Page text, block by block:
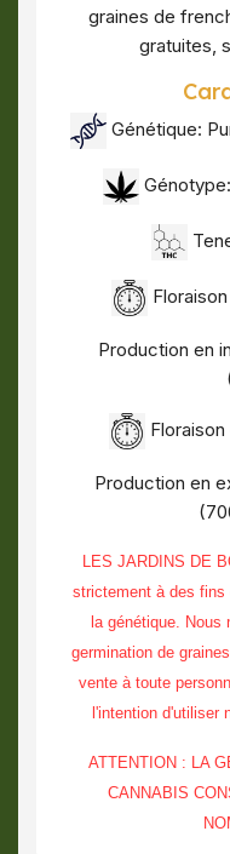
graines de
gratuites,
Génétique:
Production en
Production en
LES JARDINS DE
strictement à des fins
la génétique. Nous
germination de
vente à toute
l'intention d'utiliser
ATTENTION : LA
CANNABIS